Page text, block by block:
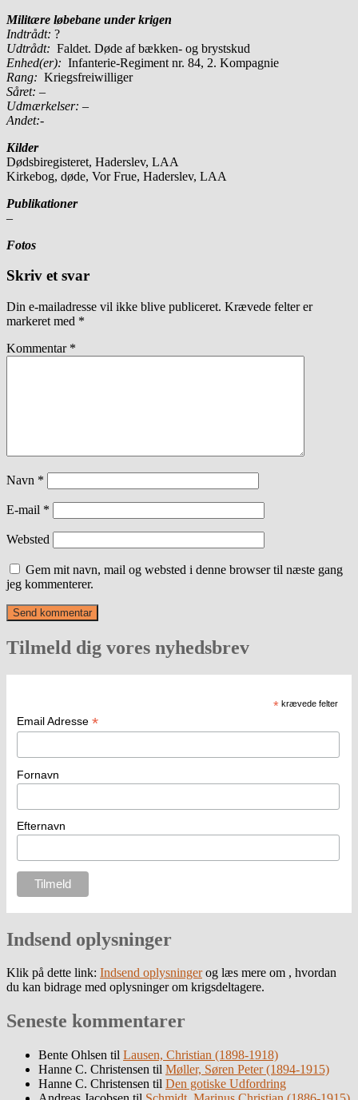
Militære løbebane under krigen
Indtrådt: ?
Udtrådt: Faldet. Døde af bækken- og brystskud
Enhed(er): Infanterie-Regiment nr. 84, 2. Kompagnie
Rang: Kriegsfreiwilliger
Såret: –
Udmærkelser: –
Andet:-
Kilder
Dødsbiregisteret, Haderslev, LAA
Kirkebog, døde, Vor Frue, Haderslev, LAA
Publikationer
–
Fotos
Skriv et svar
Din e-mailadresse vil ikke blive publiceret. Krævede felter er
markeret med *
Kommentar *
Navn *
E-mail *
Websted
Gem mit navn, mail og websted i denne browser til næste gang
jeg kommenterer.
Tilmeld dig vores nyhedsbrev
* krævede felter
Email Adresse *
Fornavn
Efternavn
Indsend oplysninger
Klik på dette link: Indsend oplysningerog læs mere om , hvordan
du kan bidrage med oplysninger om krigsdeltagere.
Seneste kommentarer
Bente Ohlsen til Lausen, Christian (1898-1918)
Hanne C. Christensen til Møller, Søren Peter (1894-1915)
Hanne C. Christensen til Den gotiske Udfordring